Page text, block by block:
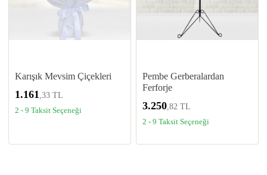
Karışık Mevsim Çiçekleri
1.161 ,33 TL
2 - 9 Taksit Seçeneği
Pembe Gerberalardan
Ferforje
3.250 ,82 TL
2 - 9 Taksit Seçeneği